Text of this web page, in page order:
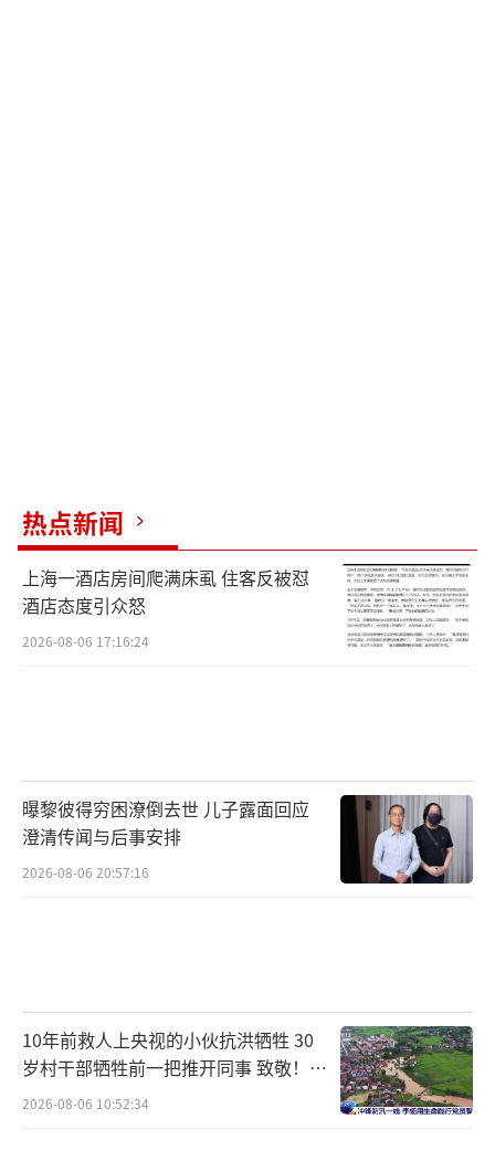
热点新闻
上海一酒店房间爬满床虱 住客反被怼
酒店态度引众怒
2026-08-06 17:16:24
曝黎彼得穷困潦倒去世 儿子露面回应
澄清传闻与后事安排
2026-08-06 20:57:16
10年前救人上央视的小伙抗洪牺牲 30
岁村干部牺牲前一把推开同事 致敬！送
别！
2026-08-06 10:52:34